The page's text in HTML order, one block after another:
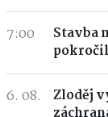
7:00
Stavba
6. 08.
Zloděj